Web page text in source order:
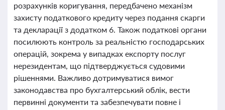
розрахунків коригування, передбачено механізм
захисту податкового кредиту через подання скарги
та декларації з додатком 6. Також податкові органи
посилюють контроль за реальністю господарських
операцій, зокрема у випадках експорту послуг
нерезидентам, що підтверджується судовими
рішеннями. Важливо дотримуватися вимог
законодавства про бухгалтерський облік, вести
первинні документи та забезпечувати повне і